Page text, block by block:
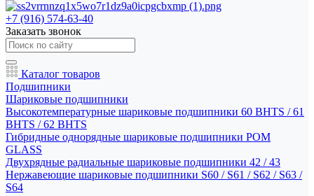
+7 (916) 574-63-40
Заказать звонок
Каталог товаров
Подшипники
Шариковые подшипники
Высокотемпературные шариковые подшипники 60 BHTS / 61
BHTS / 62 BHTS
Гибридные однорядные шариковые подшипники POM
GLASS
Двухрядные радиальные шариковые подшипники 42 / 43
Нержавеющие шариковые подшипники S60 / S61 / S62 / S63 /
S64